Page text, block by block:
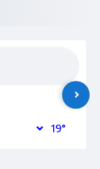
19°